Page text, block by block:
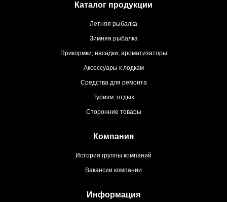
Каталог продукции
Летняя рыбалка
Зимняя рыбалка
Прикормки, насадки, ароматизаторы
Аксессуары к лодкам
Средства для ремонта
Туризм, отдых
Сторонние товары
Компания
История группы компаний
Вакансии компании
Информация